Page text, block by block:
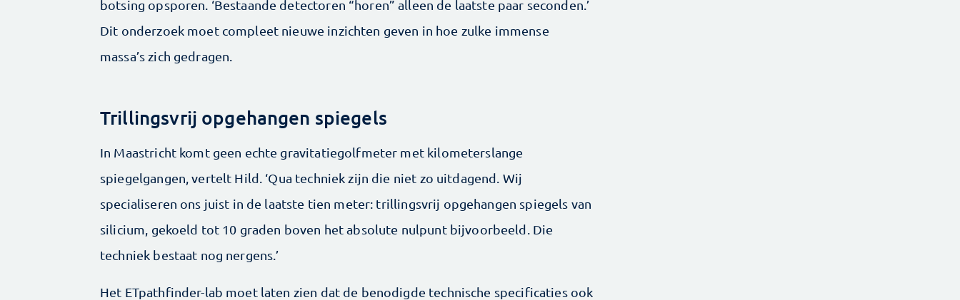
botsing opsporen. ‘Bestaande detectoren “horen” alleen de laatste paar seconden.’
Dit onderzoek moet compleet nieuwe inzichten geven in hoe zulke immense
massa’s zich gedragen.
Trillingsvrij opgehangen spiegels
In Maastricht komt geen echte gravitatiegolfmeter met kilometerslange
spiegelgangen, vertelt Hild. ‘Qua techniek zijn die niet zo uitdagend. Wij
specialiseren ons juist in de laatste tien meter: trillingsvrij opgehangen spiegels van
silicium, gekoeld tot 10 graden boven het absolute nulpunt bijvoorbeeld. Die
techniek bestaat nog nergens.’
Het ETpathfinder-lab moet laten zien dat de benodigde technische specificaties ook